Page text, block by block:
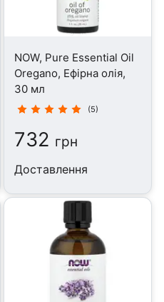
NOW, Pure Essential Oil
Oregano, Ефірна олія,
30 мл
(5)
732 грн
Доставлення